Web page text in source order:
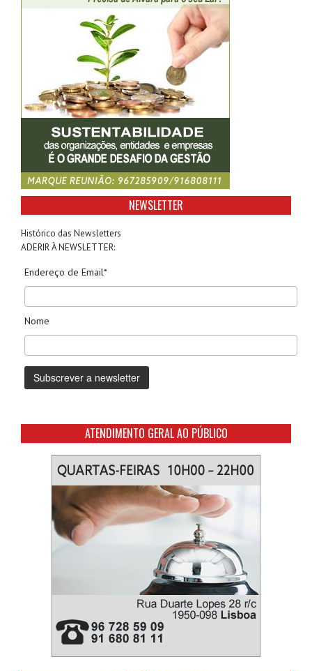
NEWSLETTER
Histórico das Newsletters
ADERIR À NEWSLETTER:
Endereço de Email*
Nome
ATENDIMENTO GERAL AO PÚBLICO